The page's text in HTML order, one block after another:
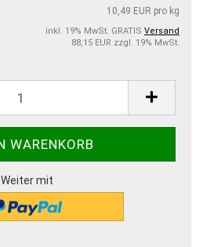
10,49 EUR pro kg
inkl. 19% MwSt. GRATIS Versand
88,15 EUR zzgl. 19% MwSt.
Weiter mit